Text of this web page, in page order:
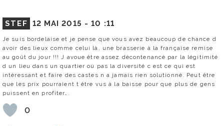
STEF 12 MAI 2015 -10 :11
Je suis bordelaise et je pense que vous avez beaucoup de chance d
avoir des lieux comme celui là, une brasserie à la française remise
au goût du jour !!! J avoue être assez décontenancé par la légitimité
d un lieu dans un quartier où pas la diversité c est ce qui est
intéressant et faire des castes n a jamais rien solutionné. Peut être
que les prix pourraient t être vus à la baisse pour que plus de gens
puissent en profiter….
0